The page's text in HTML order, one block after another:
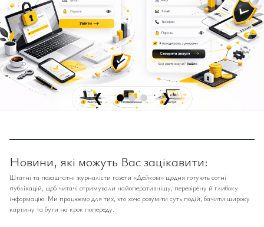
❮ ❯
Новини, які можуть Вас зацікавити:
Штатні та позаштатні журналісти газети «Дейком» щодня готують сотні
публікацій, щоб читачі отримували найоперативнішу, перевірену й глибоку
інформацію. Ми працюємо для тих, хто хоче розуміти суть подій, бачити широку
картину та бути на крок попереду.